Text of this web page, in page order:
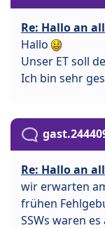
Re: Hallo an
Hallo
Unser ET soll
Ich bin sehr
Re: Hallo an
wir erwarten
frühen
SSWs waren